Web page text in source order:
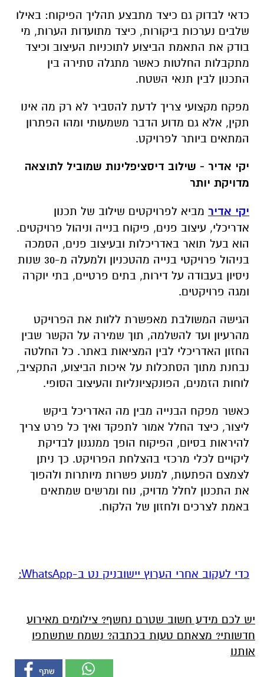
כדאי לבדוק גם כיצד מתבצע תהליך הפיקוח: באילו
שלבים נערכות ביקורות, כיצד מתועדות הערות, מי
בודק את התאמת הביצוע לתוכניות העיצוב וכיצד
מתקבלות החלטות כאשר מתגלה סתירה בין
התכנון לבין תנאי השטח.
מפקח מקצועי צריך לדעת להסביר לא רק מה אינו
תקין, אלא גם מדוע הדבר משמעותי ומהו הפתרון
המתאים ביותר לפרויקט.
יקי אדיר - שילוב דיסציפלינות שמוביל לתוצאה
מדויקת יותר
יקי אדיר מביא לפרויקטים שילוב של תכנון
אדריכלי, עיצוב פנים, פיקוח בנייה וניהול פרויקטים.
הוא בעל תואר באדריכלות ובעיצוב פנים, הסמכה
בניהול פרויקטי בנייה מהטכניון ולמעלה מ-30 שנות
ניסיון בעבודה על דירות, בתים פרטיים, בתי יוקרה
ומגה פרויקטים.
הגישה המשולבת מאפשרת ללוות את הפרויקט
מהרעיון ועד להשלמה, תוך שמירה על הקשר שבין
החזון האדריכלי לבין המציאות באתר. כל החלטה
נבחנת מתוך הסתכלות על איכות הביצוע, התקציב,
לוחות הזמנים, הפונקציונליות והעיצוב הסופי.
כאשר מפקח הבנייה מבין מה האדריכל ביקש
ליצור, כיצד החלל אמור לתפקד ואיך כל פרט צריך
להיראות בסיום, הפיקוח הופך ממנגנון לבדיקת
ליקויים לכלי מרכזי בהצלחת הפרויקט. כך ניתן
לצמצם הפתעות, למנוע פשרות מיותרות ולהפוך
את התכנון לחלל מדויק, נוח ומרשים שמתאים
באמת לצרכים ולחזון של הלקוח.
‏כדי לעקוב אחרי הערוץ יישובניק נט ב-WhatsApp:‏‏‏
יש לכם מידע חשוב שטרם נחשף? צילומים מאירוע
חדשותי? מצאתם טעות בכתבה? נשמח שתשתפו
אותנו